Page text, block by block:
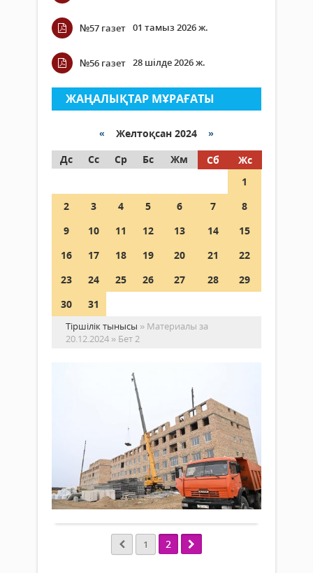
№57 газет 01 тамыз 2026 ж.
№56 газет 28 шілде 2026 ж.
ЖАҢАЛЫҚТАР МҰРАҒАТЫ
« Желтоқсан 2024 »
Дс
Сс Ср Бс Жм Сб
Жс
1
2
3 4 5 6 7
8
9
10 11 12 13 14
15
16
17 18 19 20 21
22
23
24 25 26 27 28
29
30
31
Тіршілік тынысы » Материалы за
20.12.2024 » Бет 2
Қоғам
20
желтоқсан
2024 ж.
331
0
Толығырақ
1 2